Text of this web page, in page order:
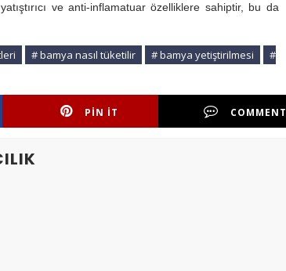
ve anti-inflamatuar özelliklere sahiptir, bu da
# bamya nasıl tüketilir # bamya yetiştirilmesi
#
PIN IT COMMENT